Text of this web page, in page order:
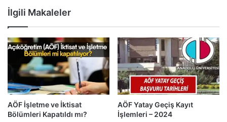
İlgili Makaleler
AÖF İşletme ve İktisat
Bölümleri Kapatıldı mı?
AÖF Yatay Geçiş Kayıt
İşlemleri – 2024